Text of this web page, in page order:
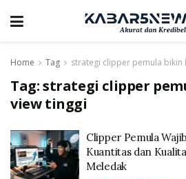
Home Tag strategi clipper pemula bikin
Tag:strategi clipper
view tinggi
Clipper Pemula
Kuantitas dan
Meledak